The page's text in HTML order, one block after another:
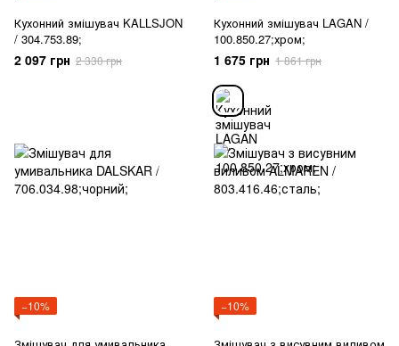
Кухонний змішувач KALLSJON
/ 304.753.89;
2 097 грн 2 330 грн
Кухонний змішувач LAGAN /
100.850.27;хром;
1 675 грн 1 861 грн
−10% −10%